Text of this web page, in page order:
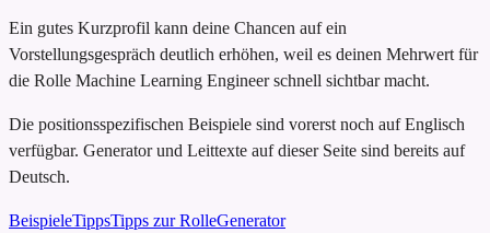
Ein gutes Kurzprofil kann deine Chancen auf ein
Vorstellungsgespräch deutlich erhöhen, weil es deinen Mehrwert für
die Rolle Machine Learning Engineer schnell sichtbar macht.
Die positionsspezifischen Beispiele sind vorerst noch auf Englisch
verfügbar. Generator und Leittexte auf dieser Seite sind bereits auf
Deutsch.
BeispieleTippsTipps zur RolleGenerator